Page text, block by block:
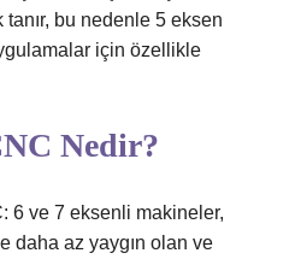
bu nedenle 5 eksen
için özellikle
Nedir?
6 ve 7 eksenli makineler,
daha az yaygın olan ve